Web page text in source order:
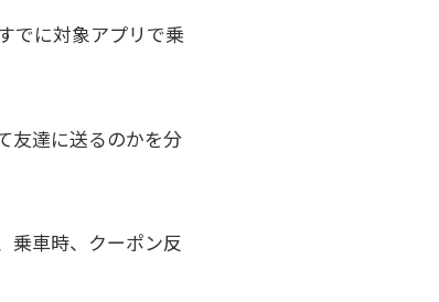
でに対象アプリで乗
友達に送るのかを分
乗車時、クーポン反